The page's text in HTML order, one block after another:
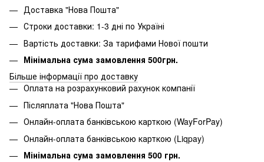
Доставка "Нова Пошта"
Строки доставки: 1-3 дні по Україні
Вартість доставки: За тарифами Нової пошти
Мінімальна сума замовлення 500грн.
Більше інформації про доставку
Оплата на розрахунковий рахунок компанії
Післяплата "Нова Пошта"
Онлайн-оплата банківською карткою (WayForPay)
Онлайн-оплата банківською карткою (Liqpay)
Мінімальна сума замовлення 500 грн.